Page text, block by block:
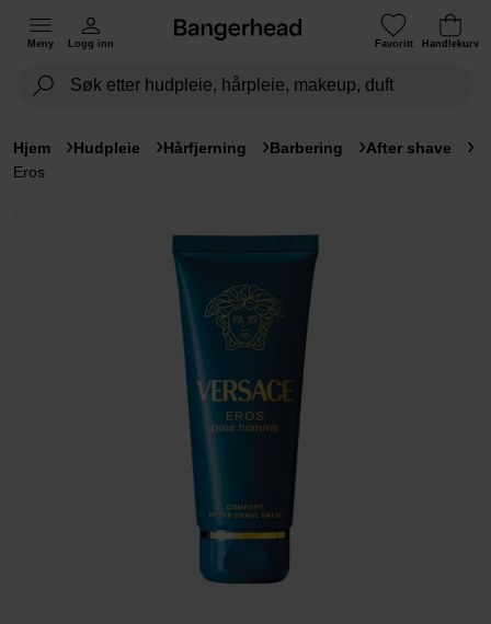
Meny Logg inn Favoritt Handlekurv
Hjem Hudpleie Hårfjerning Barbering
After shave
Eros